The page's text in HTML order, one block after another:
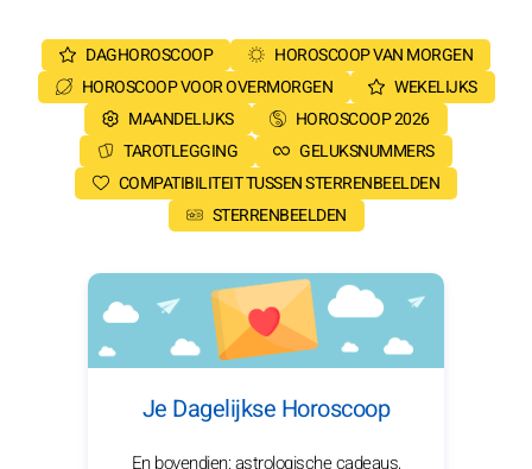
DAGHOROSCOOP
HOROSCOOP VAN MORGEN
HOROSCOOP VOOR OVERMORGEN
WEKELIJKS
MAANDELIJKS
HOROSCOOP 2026
TAROTLEGGING
GELUKSNUMMERS
COMPATIBILITEIT TUSSEN STERRENBEELDEN
STERRENBEELDEN
Je Dagelijkse Horoscoop
En bovendien: astrologische cadeaus,